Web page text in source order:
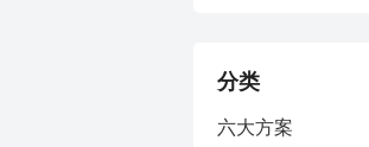
分类
六大方案